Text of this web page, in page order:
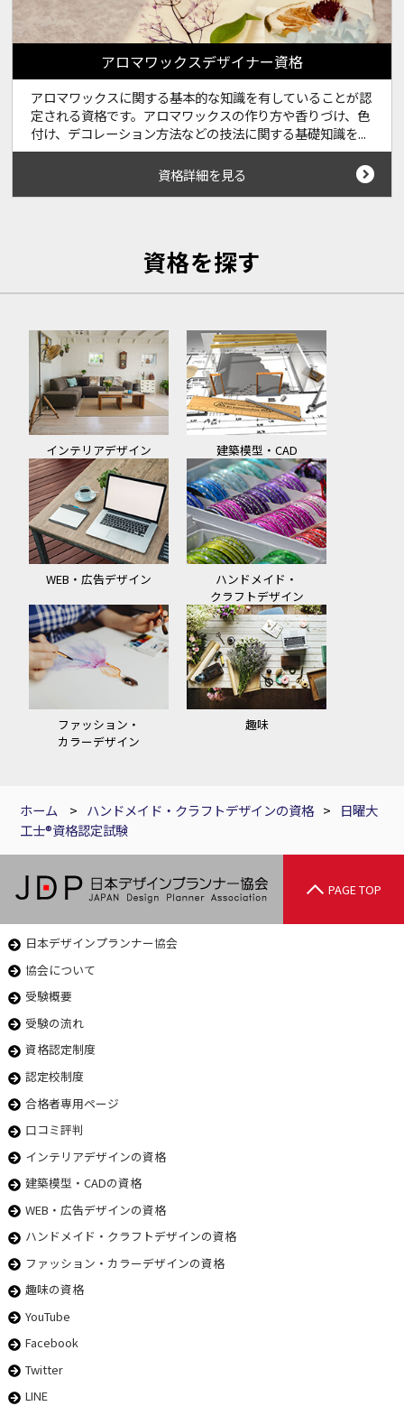
アロマワックスデザイナー資格
アロマワックスに関する基本的な知識を有していることが認
定される資格です。アロマワックスの作り方や香りづけ、色
付け、デコレーション方法などの技法に関する基礎知識を...
資格詳細を見る
資格を探す
インテリアデザイン 建築模型・CAD
WEB・広告デザイン
ハンドメイド・
クラフトデザイン
ファッション・
カラーデザイン
趣味
ホーム > ハンドメイド・クラフトデザインの資格 >
日曜大
工士®資格認定試験
PAGE TOP
日本デザインプランナー協会
協会について
受験概要
受験の流れ
資格認定制度
認定校制度
合格者専用ページ
口コミ評判
インテリアデザインの資格
建築模型・CADの資格
WEB・広告デザインの資格
ハンドメイド・クラフトデザインの資格
ファッション・カラーデザインの資格
趣味の資格
YouTube
Facebook
Twitter
LINE